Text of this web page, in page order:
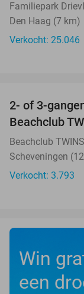
Familiepark
Den Haag (7 km)
Verkocht: 25.046
2- of 3-
Beachclub
Beachclub TWINS
Scheveningen
Verkocht: 3.793
Win
een